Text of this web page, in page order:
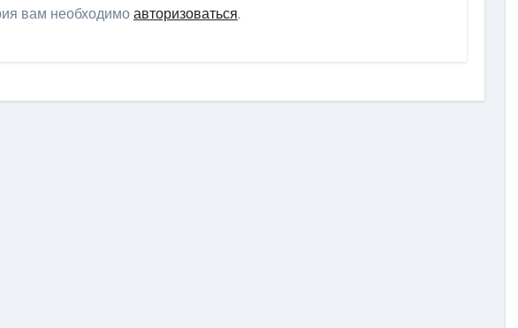
вам необходимоавторизоваться.